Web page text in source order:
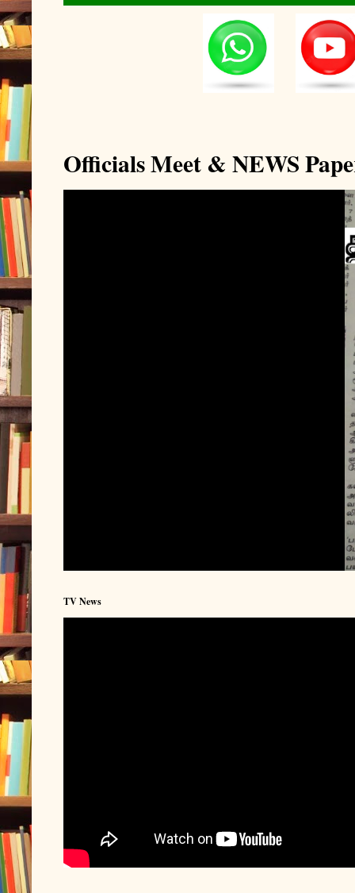
Officials Meet & NEWS
TV News